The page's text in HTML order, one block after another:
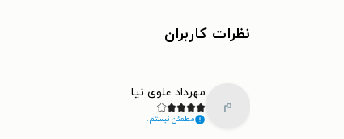
نظرات کاربران
م
مهرداد علوی نیا
مطمئن نیستم.